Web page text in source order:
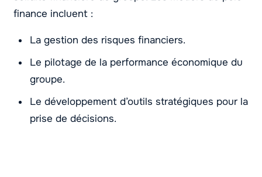
finance incluent :
La gestion des risques financiers.
Le pilotage de la performance économique du
groupe.
Le développement d’outils stratégiques pour la
prise de décisions.